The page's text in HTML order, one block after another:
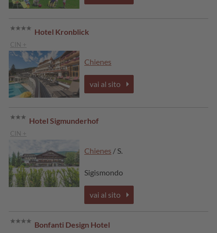
Hotel Kronblick
CIN +
Chienes
vai al sito
Hotel Sigmunderhof
CIN +
Chienes / S.
Sigismondo
vai al sito
Bonfanti Design Hotel